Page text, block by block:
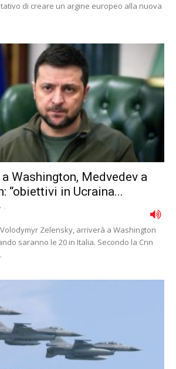
di creare un argine europeo alla nuova
Washington, Medvedev a
“obiettivi in Ucraina...
-
Zelensky, arriverà a Washington
saranno le 20 in Italia. Secondo la Cnn